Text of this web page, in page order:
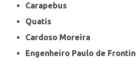
Carapebus
Quatis
Cardoso Moreira
Engenheiro Paulo de Frontin